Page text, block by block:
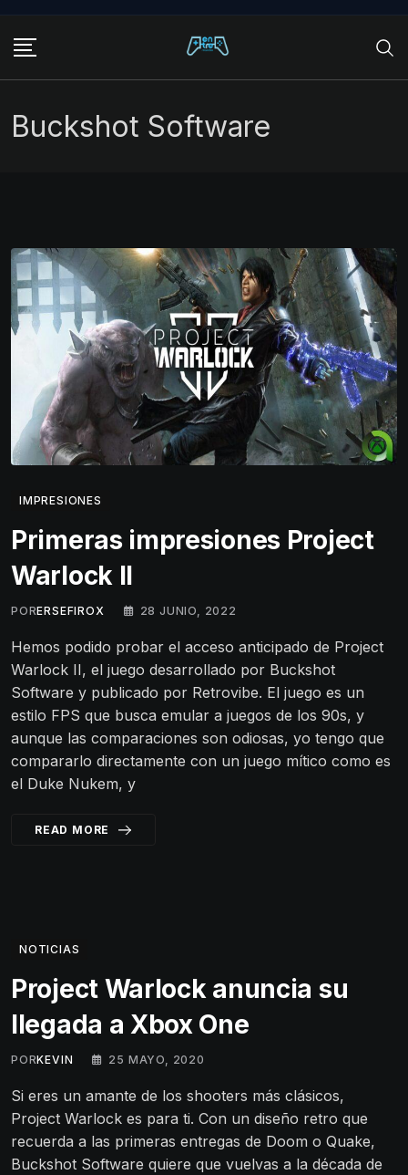
content
Buckshot Software
IMPRESIONES
Primeras impresiones Project
Warlock II
PORERSEFIROX 28 JUNIO, 2022
Hemos podido probar el acceso anticipado de Project
Warlock II, el juego desarrollado por Buckshot
Software y publicado por Retrovibe. El juego es un
estilo FPS que busca emular a juegos de los 90s, y
aunque las comparaciones son odiosas, yo tengo que
compararlo directamente con un juego mítico como es
el Duke Nukem, y
READ MORE
NOTICIAS
Project Warlock anuncia su
llegada a Xbox One
PORKEVIN 25 MAYO, 2020
Si eres un amante de los shooters más clásicos,
Project Warlock es para ti. Con un diseño retro que
recuerda a las primeras entregas de Doom o Quake,
Buckshot Software quiere que vuelvas a la década de